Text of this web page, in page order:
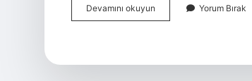
Devamını okuyun Şanlıurfa
Daha
Yorum Bırak